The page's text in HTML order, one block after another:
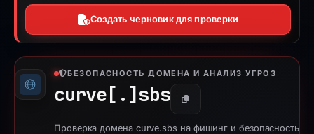
Создать черновик для проверки
БЕЗОПАСНОСТЬ ДОМЕНА И АНАЛИЗ УГРОЗ
curve[.] sbs Копировать
Проверка домена curve.sbs на фишинг и безопасность